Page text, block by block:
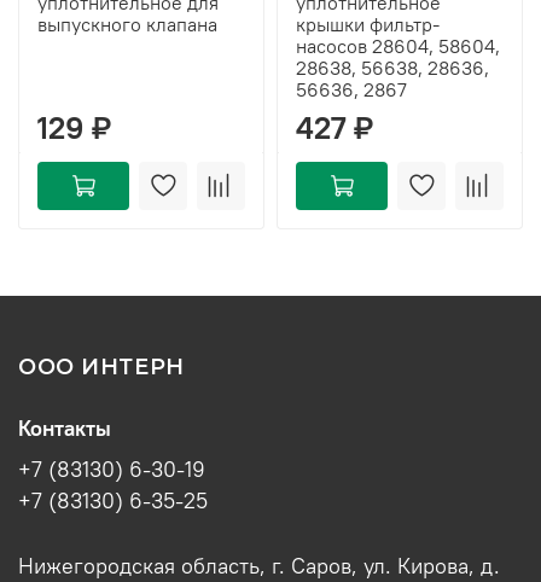
выпускного клапана
129 ₽
крышки фильтр-
насосов 28604, 58604,
28638, 56638, 28636,
56636, 2867
427 ₽
ООО ИНТЕРН
Контакты
+7 (83130) 6-30-19
+7 (83130) 6-35-25
Нижегородская область, г. Саров, ул. Кирова, д.